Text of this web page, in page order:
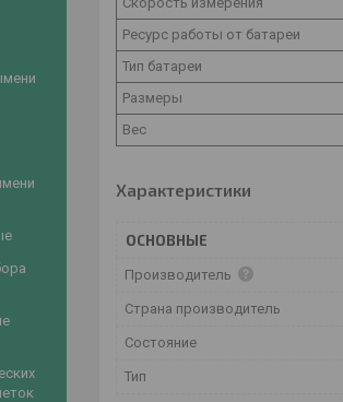
Ресурс работы от батареи
Тип батареи
Размеры
Вес
Характеристики
ОСНОВНЫЕ
Производитель
Страна производитель
Состояние
Тип